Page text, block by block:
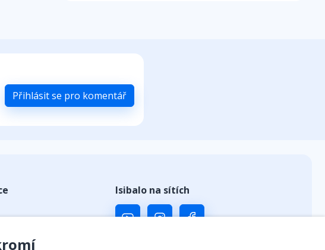
Přihlásit se pro komentář
Isibalo na sítích